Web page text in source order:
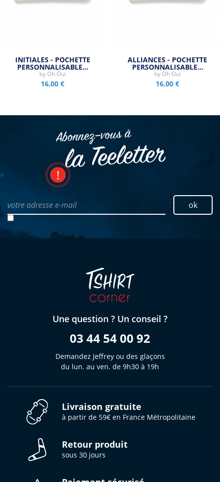
INITIALES - POCHETTE
PERSONNALISABLE…
by Oh Oui
16,00 €
ALLIANCES - POCHETTE
PERSONNALISABLE…
by Oh Oui
16,00 €
Abonnez–vous à
la Teeletter
votre adresse e-mail ok
Une question ? Un conseil ?
03 44 54 00 92
Demandez Jeffrey ou des glaçons
du lun. au ven. de 9h30 à 19h
Livraison gratuite
à partir de 59€ en France Métropolitaine
Retour produit
sous 30 jours